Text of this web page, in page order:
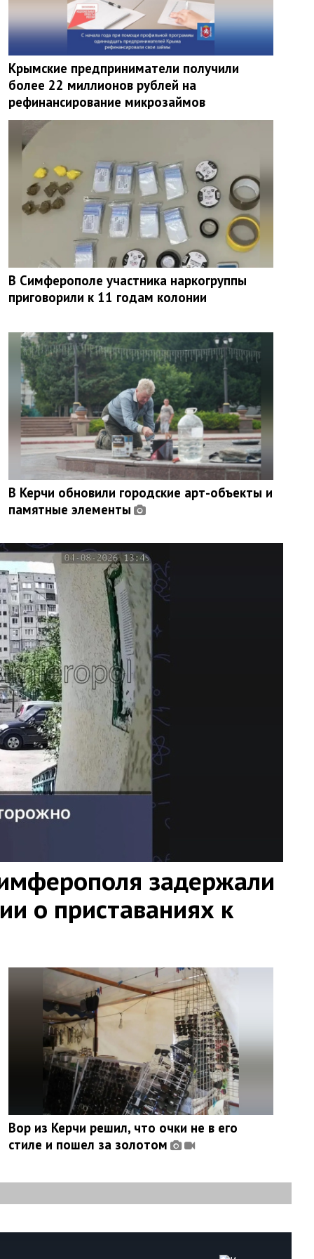
Крымские предприниматели получили
более 22 миллионов рублей на
рефинансирование микрозаймов
В Симферополе участника наркогруппы
приговорили к 11 годам колонии
В Керчи обновили городские арт-объекты и
памятные элементы
задержали
о приставаниях к
Вор из Керчи решил, что очки не в его
стиле и пошел за золотом